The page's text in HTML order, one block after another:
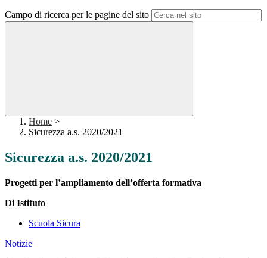
Campo di ricerca per le pagine del sito
Home >
Sicurezza a.s. 2020/2021
Sicurezza a.s. 2020/2021
Progetti per l’ampliamento dell’offerta formativa
Di Istituto
Scuola Sicura
Notizie